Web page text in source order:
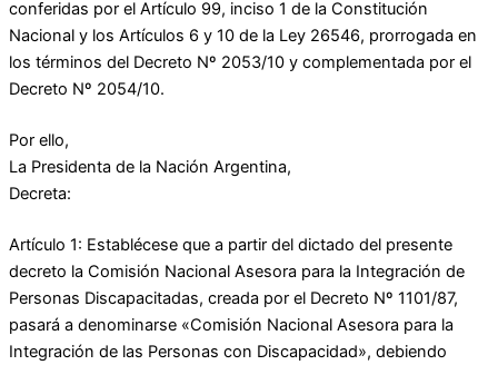
conferidas por el Artículo 99, inciso 1 de la Constitución
Nacional y los Artículos 6 y 10 de la Ley 26546, prorrogada en
los términos del Decreto Nº 2053/10 y complementada por el
Decreto Nº 2054/10.
Por ello,
La Presidenta de la Nación Argentina,
Decreta:
Artículo 1: Establécese que a partir del dictado del presente
decreto la Comisión Nacional Asesora para la Integración de
Personas Discapacitadas, creada por el Decreto Nº 1101/87,
pasará a denominarse «Comisión Nacional Asesora para la
Integración de las Personas con Discapacidad», debiendo